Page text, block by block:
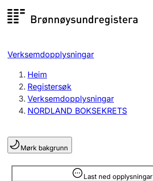
til
Registersøk
Aksjeselskap
Enkeltpersonføretak
Registrere, endre, slette
Lag og foreining
Registrere, endre, slette
Verksemdopplysningar
Heim
Registersøk
Verksemdopplysningar
NORDLAND BOKSEKRETS
Mørk bakgrunn
Last ned opplysningar
Opplysninger er skjult